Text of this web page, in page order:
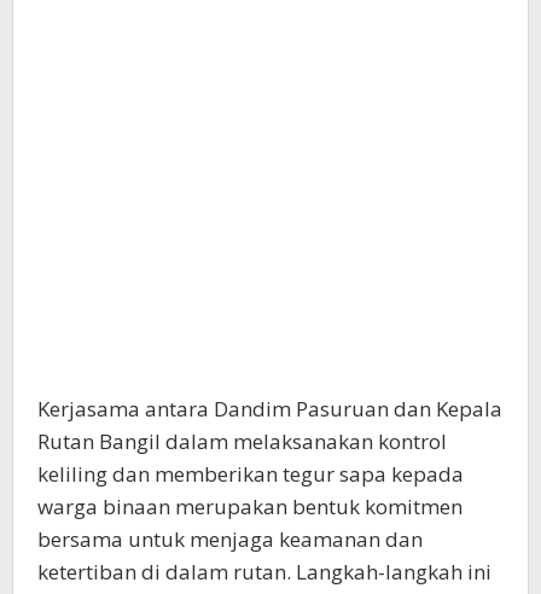
Kerjasama antara Dandim Pasuruan dan Kepala
Rutan Bangil dalam melaksanakan kontrol
keliling dan memberikan tegur sapa kepada
warga binaan merupakan bentuk komitmen
bersama untuk menjaga keamanan dan
ketertiban di dalam rutan. Langkah-langkah ini